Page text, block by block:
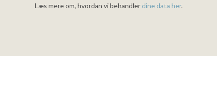
Læs mere om, hvordan vi behandlerdine data her.